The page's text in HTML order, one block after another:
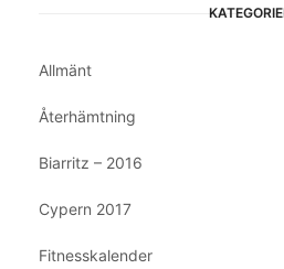
Allmänt
Återhämtning
Biarritz – 2016
Cypern 2017
Fitnesskalender